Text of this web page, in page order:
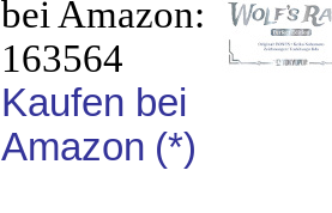
bei Amazon:
163564
Kaufen bei
Amazon (*)